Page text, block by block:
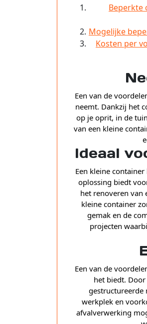
Beperkte
Mogelijke
Kosten per
Een van de
neemt. Dankzij het
op je oprit, in de
van een kleine
Ideaal
Een kleine
oplossing biedt
het renoveren van
kleine container
gemak en de
projecten
Een van de
het biedt.
gestructureerde
werkplek en
afvalverwerking